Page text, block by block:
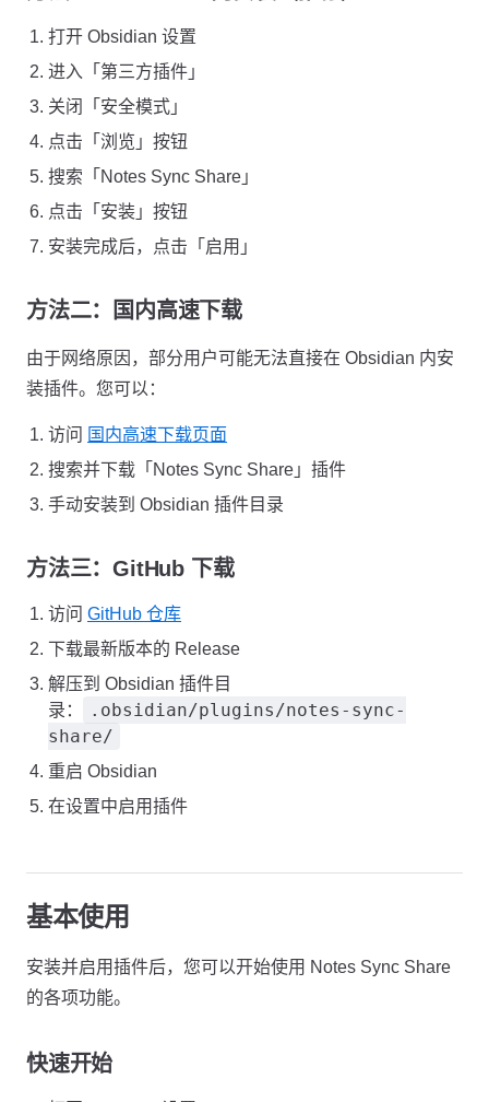
打开 Obsidian 设置
进入「第三方插件」
关闭「安全模式」
点击「浏览」按钮
搜索「Notes Sync Share」
点击「安装」按钮
安装完成后，点击「启用」
方法二：国内高速下载
由于网络原因，部分用户可能无法直接在 Obsidian 内安
装插件。您可以：
访问 国内高速下载页面
搜索并下载「Notes Sync Share」插件
手动安装到 Obsidian 插件目录
方法三：GitHub 下载
访问 GitHub 仓库
下载最新版本的 Release
解压到 Obsidian 插件目
录：
.obsidian/plugins/notes-sync-
share/
重启 Obsidian
在设置中启用插件
基本使用
安装并启用插件后，您可以开始使用 Notes Sync Share
的各项功能。
快速开始